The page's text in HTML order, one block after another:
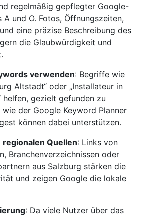
regelmäßig gepflegter Google-
A und O. Fotos, Öffnungszeiten,
eine präzise Beschreibung des
die Glaubwürdigkeit und
verwenden: Begriffe wie
Altstadt“ oder „Installateur in
helfen, gezielt gefunden zu
wie der Google Keyword Planner
können dabei unterstützen.
regionalen Quellen: Links von
Branchenverzeichnissen oder
aus Salzburg stärken die
und zeigen Google die lokale
: Da viele Nutzer über das